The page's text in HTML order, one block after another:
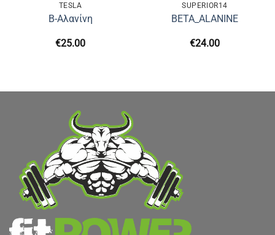
TESLA
Β-Αλανίνη
€25.00
SUPERIOR14
BETA_ALANINE
€24.00